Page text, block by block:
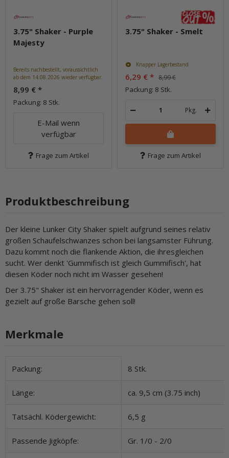
3.75" Shaker - Purple
Majesty
Bereits nachbestellt, voraussichtlich
ab dem 14.08.2026 wieder verfügbar.
8,99 € *
Packung: 8 Stk.
E-Mail wenn
verfügbar
Frage zum Artikel
3.75" Shaker - Smelt
Knapper Lagerbestand
6,29 € * 8,99 €
Packung: 8 Stk.
Pkg.
Frage zum Artikel
Produktbeschreibung
Der kleine Lunker City Shaker spielt aufgrund seines relativ
großen Schaufelschwanzes schon bei langsamster Führung.
Dazu kommt noch die flankende Aktion, die ihresgleichen
sucht. Wer denkt 'Gummifisch ist gleich Gummifisch', hat
diesen Köder noch nicht im Wasser gesehen!
Der 3.75" Shaker ist ein hervorragender Köder, wenn es
gezielt auf große Barsche gehen soll!
Merkmale
Produkteigenschaft
Wert
Packung: 8 Stk.
Länge: ca. 9,5 cm (3.75 inch)
Tatsächl. Ködergewicht: 6,5 g
Passende Jigköpfe: Gr. 1/0 - 2/0